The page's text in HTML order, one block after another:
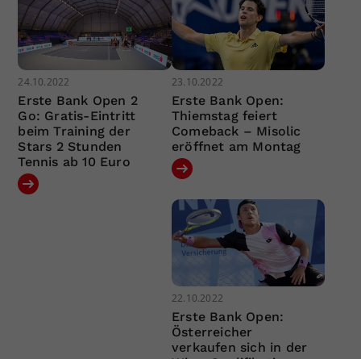
24.10.2022
Erste Bank Open 2
Go: Gratis-Eintritt
beim Training der
Stars 2 Stunden
Tennis ab 10 Euro
23.10.2022
Erste Bank Open:
Thiemstag feiert
Comeback – Misolic
eröffnet am Montag
22.10.2022
Erste Bank Open:
Österreicher
verkaufen sich in der